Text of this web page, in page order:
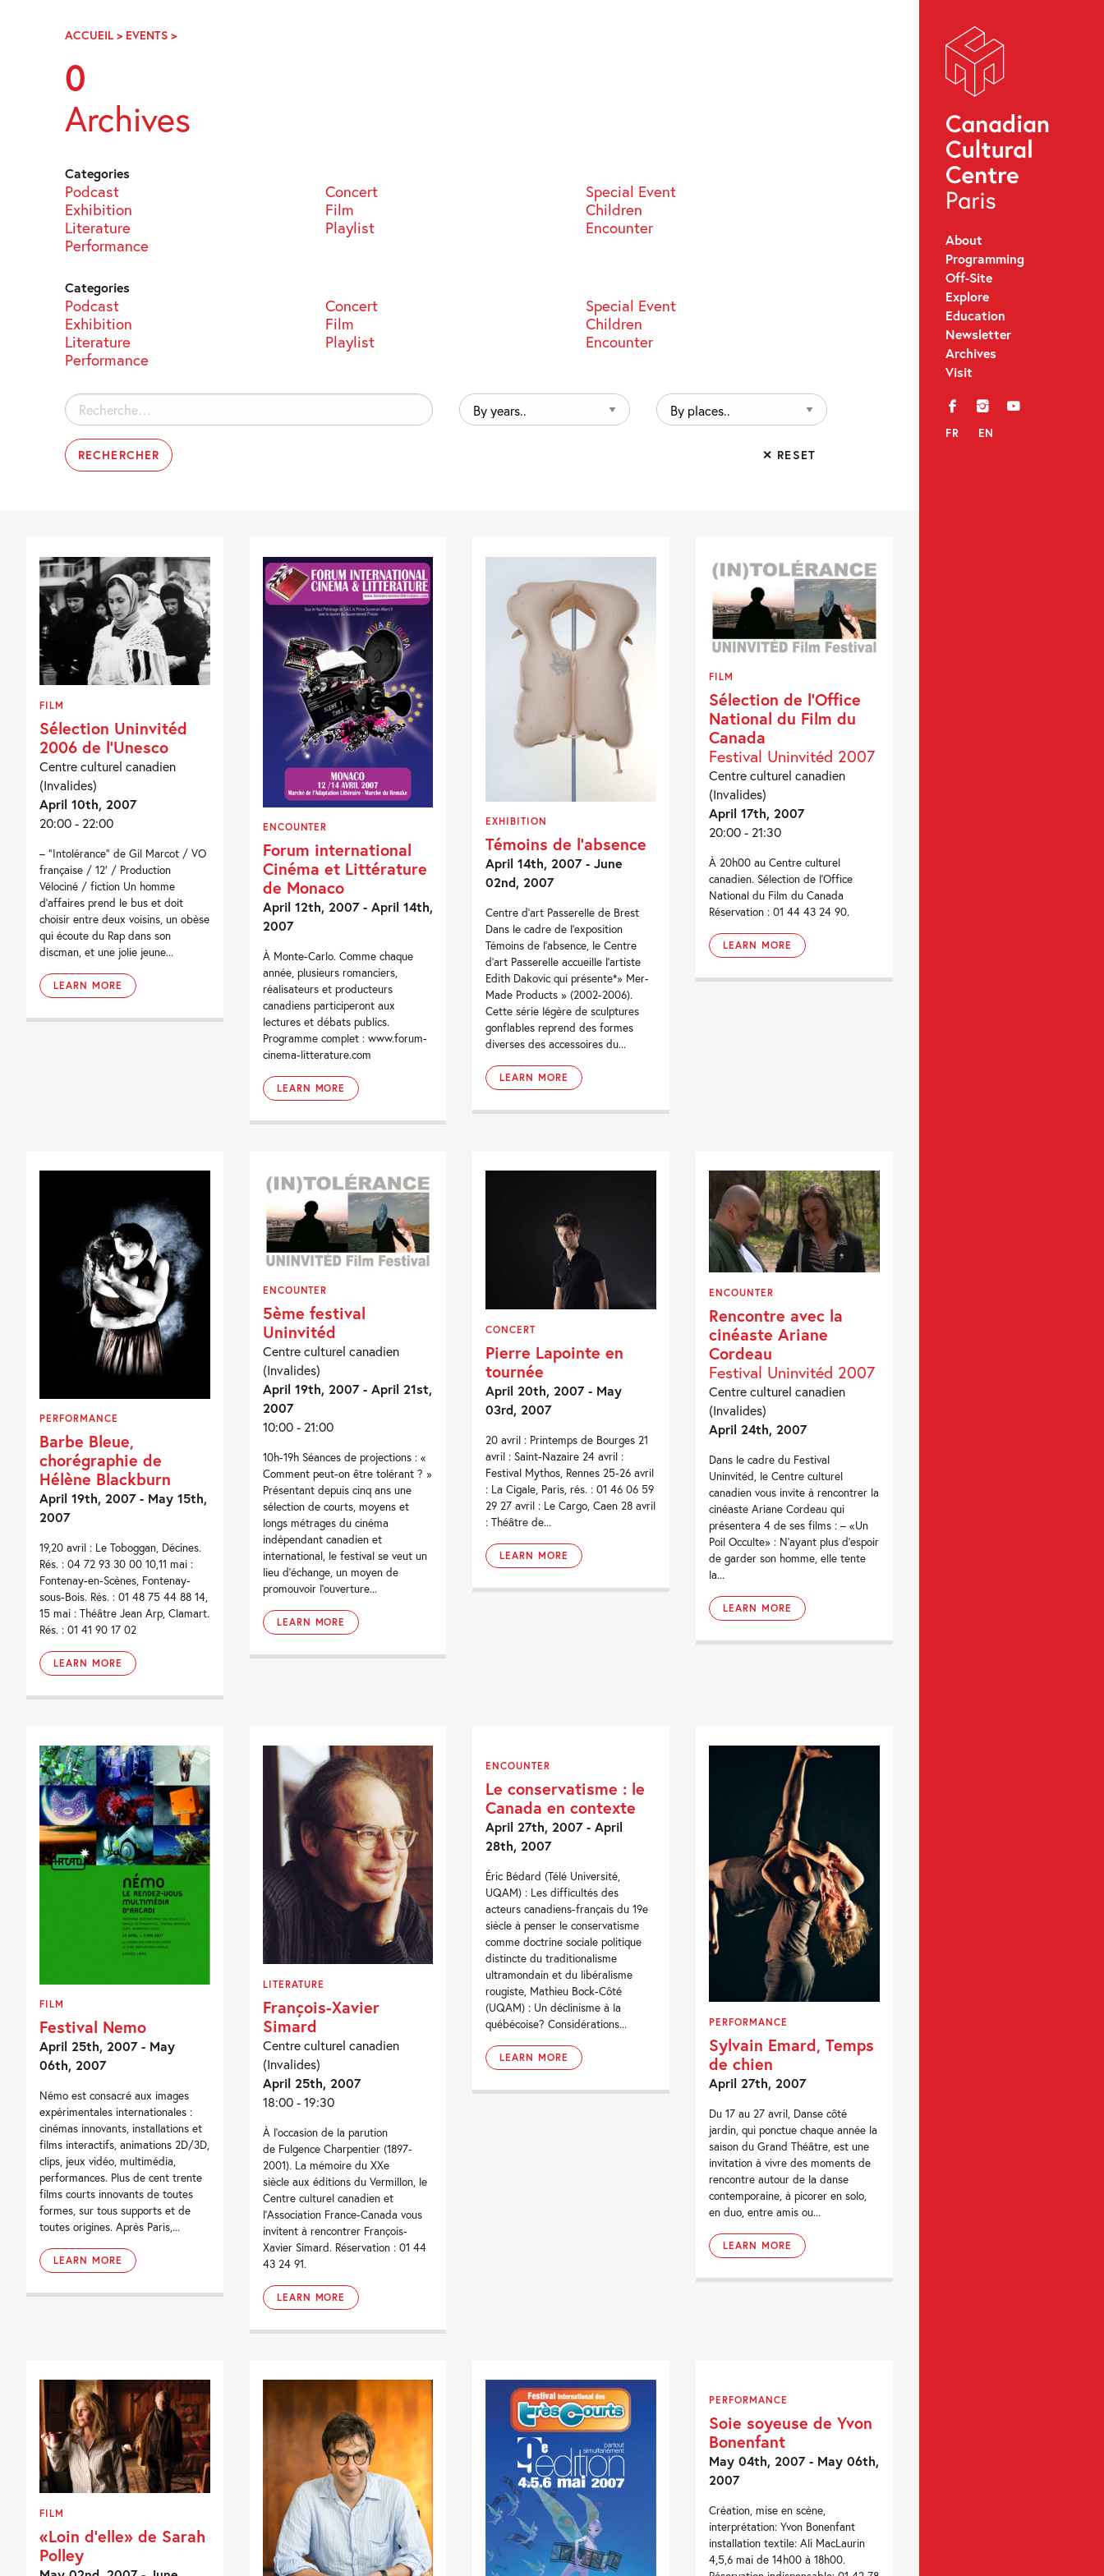
Navigation
About
Programming
Off-Site
Explore
Education
Newsletter
Archives
Visit
f i y
FR EN
ACCUEIL > EVENTS >PAGE
0
Archives
Categories
Podcast Concert
Special Event
Exhibition
Film
Children
Literature
Playlist
Encounter
Performance
Categories
Podcast Concert
Special Event
Exhibition
Film
Children
Literature
Playlist
Encounter
Performance
Rechercher :
By
years..
By
places..
✕ RESET
FILM
Sélection Uninvitéd
2006 de l’Unesco
Centre culturel canadien
(Invalides)
April 10th, 2007
20:00 - 22:00
– “Intolérance” de Gil Marcot / VO
française / 12′ / Production
Vélociné / fiction Un homme
d’affaires prend le bus et doit
choisir entre deux voisins, un obèse
qui écoute du Rap dans son
discman, et une jolie jeune...
LEARN MORE
ENCOUNTER
Forum international
Cinéma et Littérature
de Monaco
April 12th, 2007 - April 14th,
2007
À Monte-Carlo. Comme chaque
année, plusieurs romanciers,
réalisateurs et producteurs
canadiens participeront aux
lectures et débats publics.
Programme complet : www.forum-
cinema-litterature.com
LEARN MORE
EXHIBITION
Témoins de l’absence
April 14th, 2007 - June
02nd, 2007
Centre d'art Passerelle de Brest
Dans le cadre de l'exposition
Témoins de l'absence, le Centre
d'art Passerelle accueille l'artiste
Edith Dakovic qui présente*» Mer-
Made Products » (2002-2006).
Cette série légère de sculptures
gonflables reprend des formes
diverses des accessoires du...
LEARN MORE
FILM
Sélection de l’Office
National du Film du
Canada
Festival Uninvitéd 2007
Centre culturel canadien
(Invalides)
April 17th, 2007
20:00 - 21:30
À 20h00 au Centre culturel
canadien. Sélection de l'Office
National du Film du Canada
Réservation : 01 44 43 24 90.
LEARN MORE
PERFORMANCE
Barbe Bleue,
chorégraphie de
Hélène Blackburn
April 19th, 2007 - May 15th,
2007
19,20 avril : Le Toboggan, Décines.
Rés. : 04 72 93 30 00 10,11 mai :
Fontenay-en-Scènes, Fontenay-
sous-Bois. Rés. : 01 48 75 44 88 14,
15 mai : Théâtre Jean Arp, Clamart.
Rés. : 01 41 90 17 02
LEARN MORE
ENCOUNTER
5ème festival
Uninvitéd
Centre culturel canadien
(Invalides)
April 19th, 2007 - April 21st,
2007
10:00 - 21:00
10h-19h Séances de projections : «
Comment peut-on être tolérant ? »
Présentant depuis cinq ans une
sélection de courts, moyens et
longs métrages du cinéma
indépendant canadien et
international, le festival se veut un
lieu d’échange, un moyen de
promouvoir l’ouverture...
LEARN MORE
CONCERT
Pierre Lapointe en
tournée
April 20th, 2007 - May
03rd, 2007
20 avril : Printemps de Bourges 21
avril : Saint-Nazaire 24 avril :
Festival Mythos, Rennes 25-26 avril
: La Cigale, Paris, rés. : 01 46 06 59
29 27 avril : Le Cargo, Caen 28 avril
: Théâtre de...
LEARN MORE
ENCOUNTER
Rencontre avec la
cinéaste Ariane
Cordeau
Festival Uninvitéd 2007
Centre culturel canadien
(Invalides)
April 24th, 2007
Dans le cadre du Festival
Uninvitéd, le Centre culturel
canadien vous invite à rencontrer la
cinéaste Ariane Cordeau qui
présentera 4 de ses films : – «Un
Poil Occulte» : N’ayant plus d’espoir
de garder son homme, elle tente
la...
LEARN MORE
FILM
Festival Nemo
April 25th, 2007 - May
06th, 2007
Némo est consacré aux images
expérimentales internationales :
cinémas innovants, installations et
films interactifs, animations 2D/3D,
clips, jeux vidéo, multimédia,
performances. Plus de cent trente
films courts innovants de toutes
formes, sur tous supports et de
toutes origines. Après Paris,...
LEARN MORE
LITERATURE
François-Xavier
Simard
Centre culturel canadien
(Invalides)
April 25th, 2007
18:00 - 19:30
À l’occasion de la parution
de Fulgence Charpentier (1897-
2001). La mémoire du XXe
siècle aux éditions du Vermillon, le
Centre culturel canadien et
l’Association France-Canada vous
invitent à rencontrer François-
Xavier Simard. Réservation : 01 44
43 24 91.
LEARN MORE
ENCOUNTER
Le conservatisme : le
Canada en contexte
April 27th, 2007 - April
28th, 2007
Éric Bédard (Télé Université,
UQAM) : Les difficultés des
acteurs canadiens-français du 19e
siècle à penser le conservatisme
comme doctrine sociale politique
distincte du traditionalisme
ultramondain et du libéralisme
rougiste, Mathieu Bock-Côté
(UQAM) : Un déclinisme à la
québécoise? Considérations...
LEARN MORE
PERFORMANCE
Sylvain Emard, Temps
de chien
April 27th, 2007
Du 17 au 27 avril, Danse côté
jardin, qui ponctue chaque année la
saison du Grand Théâtre, est une
invitation à vivre des moments de
rencontre autour de la danse
contemporaine, à picorer en solo,
en duo, entre amis ou...
LEARN MORE
FILM
«Loin d’elle» de Sarah
Polley
PERFORMANCE
Soie soyeuse de Yvon
Bonenfant
May 04th, 2007 - May 06th,
2007
Création, mise en scène,
interprétation: Yvon Bonenfant
installation textile: Ali MacLaurin
4,5,6 mai de 14h00 à 18h00.